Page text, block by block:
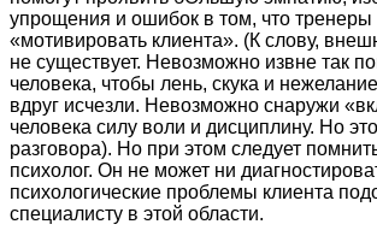
упрощения и ошибок в том, что
«мотивировать клиента». (К слову,
не существует. Невозможно извне так
человека, чтобы лень, скука и
вдруг исчезли. Невозможно снаружи
человека силу воли и дисциплину. Но
разговора). Но при этом следует
психолог. Он не может ни
психологические проблемы клиента
специалисту в этой области.